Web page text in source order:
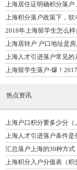
上海居住证明确积分落户
上海积分落户政策下，
吗）
2018年上海留学生怎么
上海居转户 户口地址是
上海人才引进落户常见的
上海留学生落户-爆！
热点资讯
上海户口积分要多少分（
上海人才引进落户条件是
汇总落户上海的30种方式
上海积分入户分值表（积